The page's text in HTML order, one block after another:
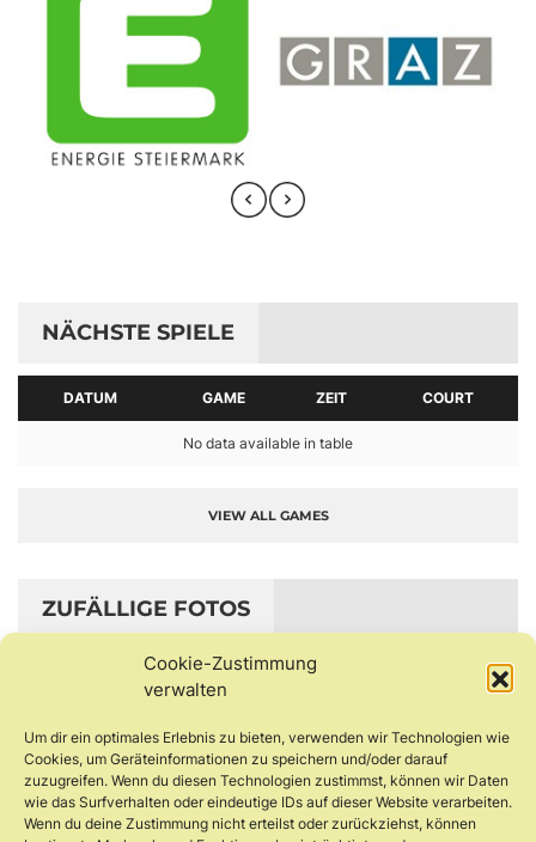
Cookie-Zustimmung
verwalten
Um dir ein optimales Erlebnis zu bieten, verwenden wir Technologien wie
Cookies, um Geräteinformationen zu speichern und/oder darauf
zuzugreifen. Wenn du diesen Technologien zustimmst, können wir Daten
wie das Surfverhalten oder eindeutige IDs auf dieser Website verarbeiten.
Wenn du deine Zustimmung nicht erteilst oder zurückziehst, können
NÄCHSTE SPIELE
DATUM GAME ZEIT COURT
No data available in table
VIEW ALL GAMES
ZUFÄLLIGE FOTOS